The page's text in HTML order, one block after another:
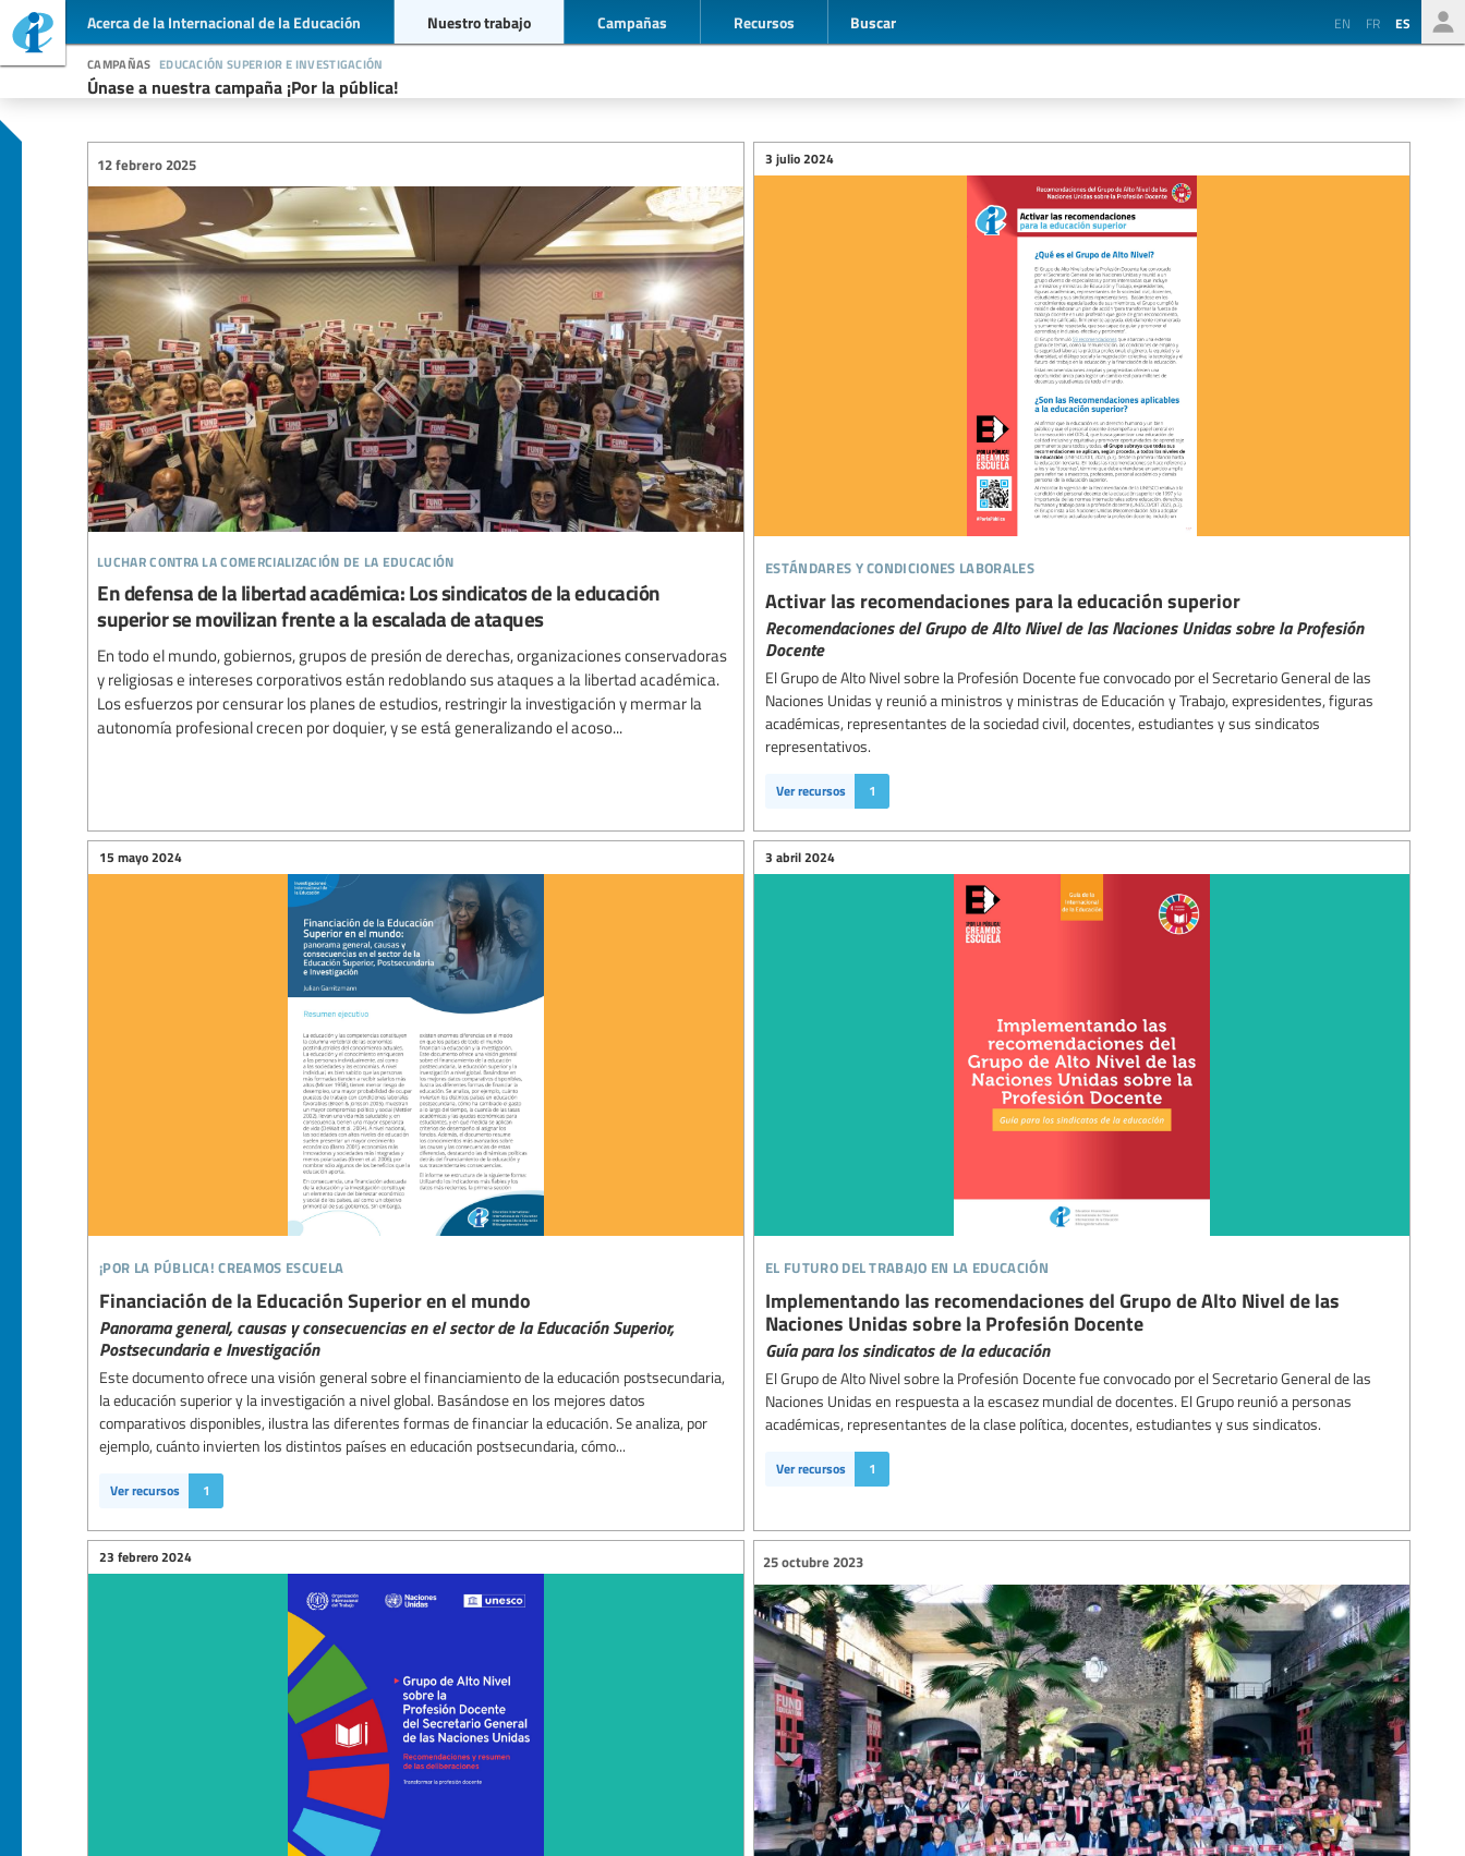
Acerca de la Internacional de la Educación Nuestro trabajo Campañas Recursos Buscar EN FR ES
Únase a nuestra campaña ¡Por la pública!
campañas educación superior e investigación
luchar contra la comercialización de la educación
12 febrero 2025
En defensa de la libertad académica: Los sindicatos de la educación
superior se movilizan frente a la escalada de ataques
En todo el mundo, gobiernos, grupos de presión de derechas, organizaciones conservadoras
y religiosas e intereses corporativos están redoblando sus ataques a la libertad académica.
Los esfuerzos por censurar los planes de estudios, restringir la investigación y mermar la
autonomía profesional crecen por doquier, y se está generalizando el acoso...
estándares y condiciones laborales
Activar las recomendaciones para la educación superior
Recomendaciones del Grupo de Alto Nivel de las Naciones Unidas sobre la Profesión
Docente
3 julio 2024
El Grupo de Alto Nivel sobre la Profesión Docente fue convocado por el Secretario General de las
Naciones Unidas y reunió a ministros y ministras de Educación y Trabajo, expresidentes, figuras
académicas, representantes de la sociedad civil, docentes, estudiantes y sus sindicatos
representativos.
Ver recursos 1
¡por la pública! creamos escuela
Financiación de la Educación Superior en el mundo
Panorama general, causas y consecuencias en el sector de la Educación Superior,
Postsecundaria e Investigación
15 mayo 2024
Este documento ofrece una visión general sobre el financiamiento de la educación postsecundaria,
la educación superior y la investigación a nivel global. Basándose en los mejores datos
comparativos disponibles, ilustra las diferentes formas de financiar la educación. Se analiza, por
ejemplo, cuánto invierten los distintos países en educación postsecundaria, cómo...
Ver recursos 1
el futuro del trabajo en la educación
Implementando las recomendaciones del Grupo de Alto Nivel de las
Naciones Unidas sobre la Profesión Docente
Guía para los sindicatos de la educación
3 abril 2024
El Grupo de Alto Nivel sobre la Profesión Docente fue convocado por el Secretario General de las
Naciones Unidas en respuesta a la escasez mundial de docentes. El Grupo reunió a personas
académicas, representantes de la clase política, docentes, estudiantes y sus sindicatos.
Ver recursos 1
23 febrero 2024 25 octubre 2023